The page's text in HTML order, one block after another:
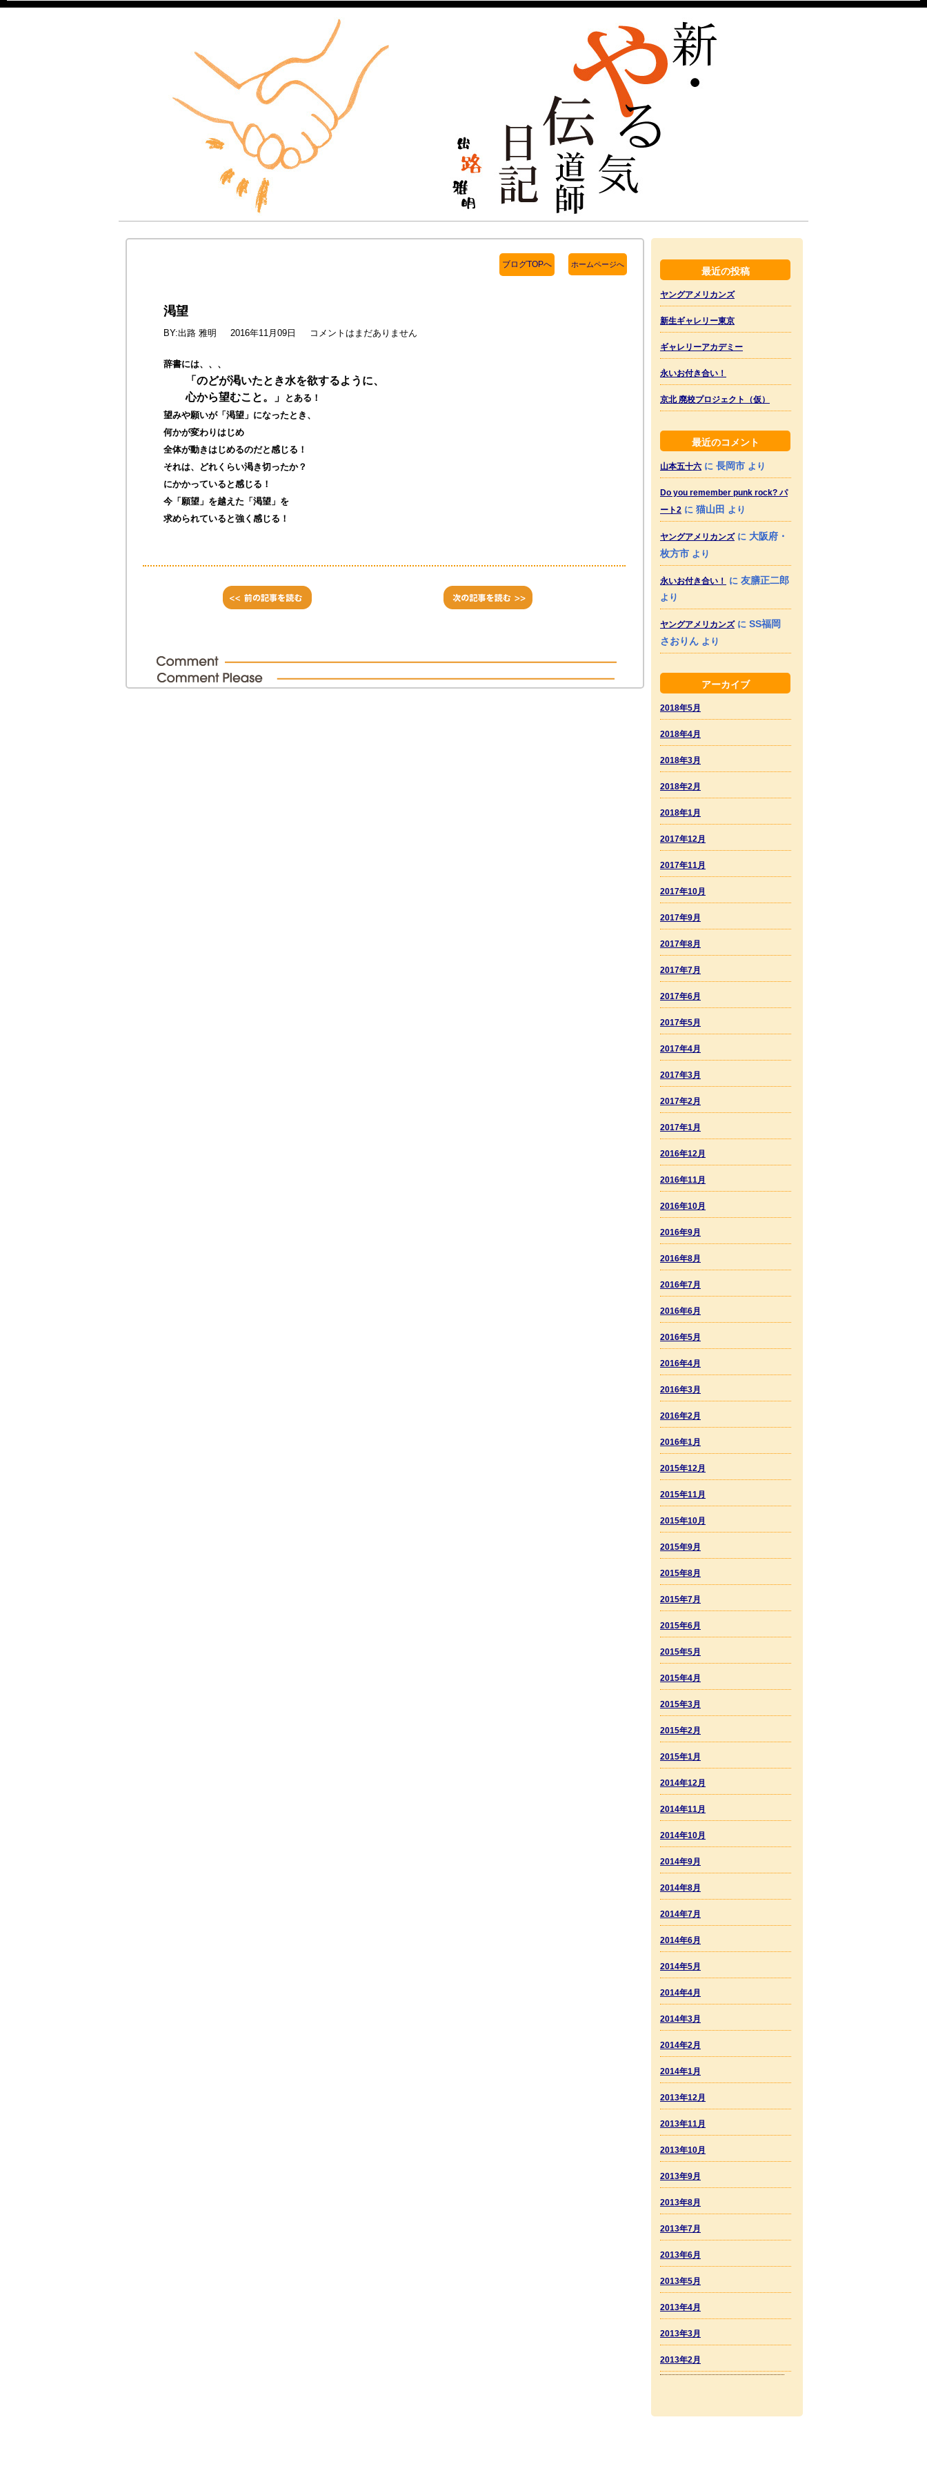
ブログTOPへ ホームページへ
渇望
BY:出路 雅明 2016年11月09日 コメントはまだありません
辞書には、、、
「のどが渇いたとき水を欲するように、
心から望むこと。」
とある！
望みや願いが「渇望」になったとき、
何かが変わりはじめ
全体が動きはじめるのだと感じる！
それは、どれくらい渇き切ったか？
にかかっていると感じる！
今「願望」を越えた「渇望」を
求められていると強く感じる！
最近の投稿
ヤングアメリカンズ
新生ギャレリー東京
ギャレリーアカデミー
永いお付き合い！
京北 廃校プロジェクト（仮）
最近のコメント
山本五十六 に 長岡市 より
Do you remember punk rock? パ
ート2 に 猫山田 より
ヤングアメリカンズに 大阪府・
枚方市 より
永いお付き合い！ に 友膳正二郎
より
ヤングアメリカンズに SS福岡
さおりん より
アーカイブ
2018年5月
2018年4月
2018年3月
2018年2月
2018年1月
2017年12月
2017年11月
2017年10月
2017年9月
2017年8月
2017年7月
2017年6月
2017年5月
2017年4月
2017年3月
2017年2月
2017年1月
2016年12月
2016年11月
2016年10月
2016年9月
2016年8月
2016年7月
2016年6月
2016年5月
2016年4月
2016年3月
2016年2月
2016年1月
2015年12月
2015年11月
2015年10月
2015年9月
2015年8月
2015年7月
2015年6月
2015年5月
2015年4月
2015年3月
2015年2月
2015年1月
2014年12月
2014年11月
2014年10月
2014年9月
2014年8月
2014年7月
2014年6月
2014年5月
2014年4月
2014年3月
2014年2月
2014年1月
2013年12月
2013年11月
2013年10月
2013年9月
2013年8月
2013年7月
2013年6月
2013年5月
2013年4月
2013年3月
2013年2月